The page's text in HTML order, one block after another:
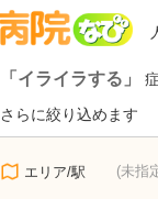
「イライラする」
さらに絞り込めます
エリア/駅 (未指